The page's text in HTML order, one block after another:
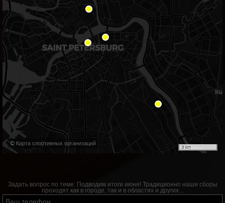
© Карта спортивных организаций
3 km
Задать вопрос по теме: Подводим итоги июня! Традиционно наши сборы
проходят как в городе, так и в областях и других...